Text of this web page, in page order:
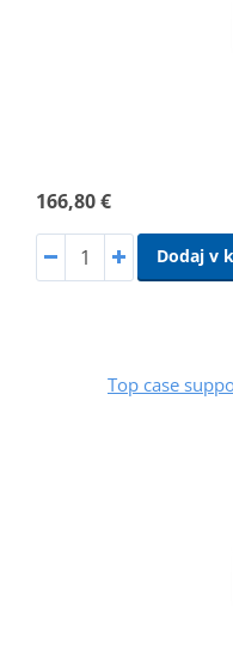
166,80 €
Dodaj v
Top case